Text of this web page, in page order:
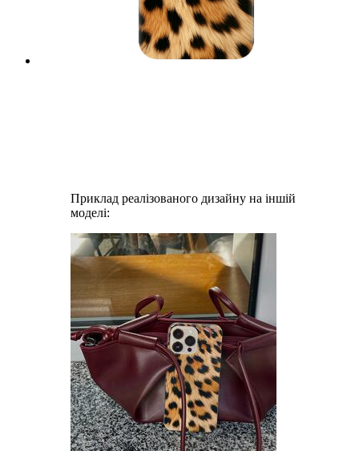
Приклад реалізованого дизайну на іншій
моделі: